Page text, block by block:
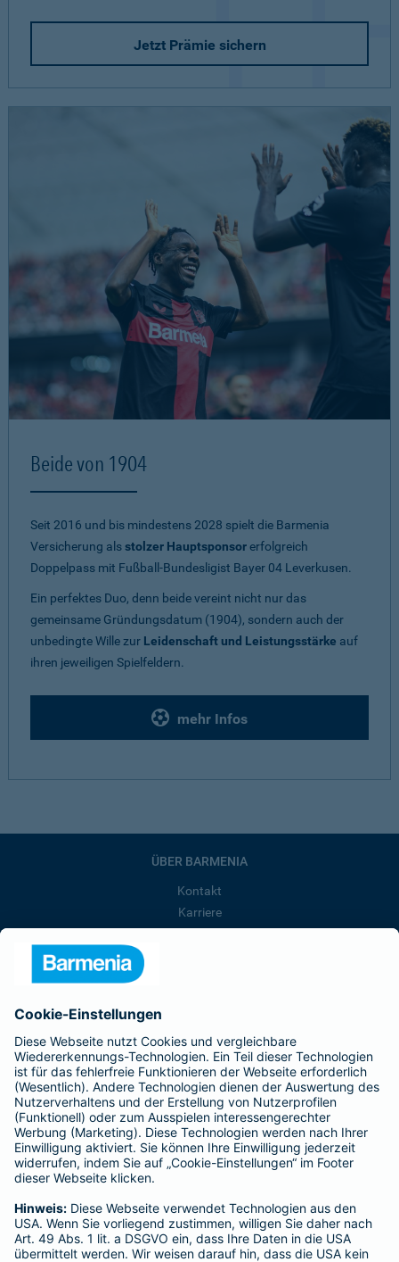
Jetzt Prämie sichern
Beide von 1904
Seit 2016 und bis mindestens 2028 spielt die Barmenia
Versicherung alsstolzer Hauptsponsorerfolgreich
Doppelpass mit Fußball-Bundesligist Bayer 04 Leverkusen.
Ein perfektes Duo, denn beide vereint nicht nur das
gemeinsame Gründungsdatum (1904), sondern auch der
unbedingte Wille zur Leidenschaft und Leistungsstärke auf
ihren jeweiligen Spielfeldern.
mehr Infos
ÜBER BARMENIA
Kontakt
Karriere
Barmenia ist Teil der BarmeniaGothaer
BELIEBTE SEITEN
Kranken-Zusatzversicherung
Tierversicherungen
Haftpflichtversicherung
Hausratversicherung
Adresse ändern
Schaden melden